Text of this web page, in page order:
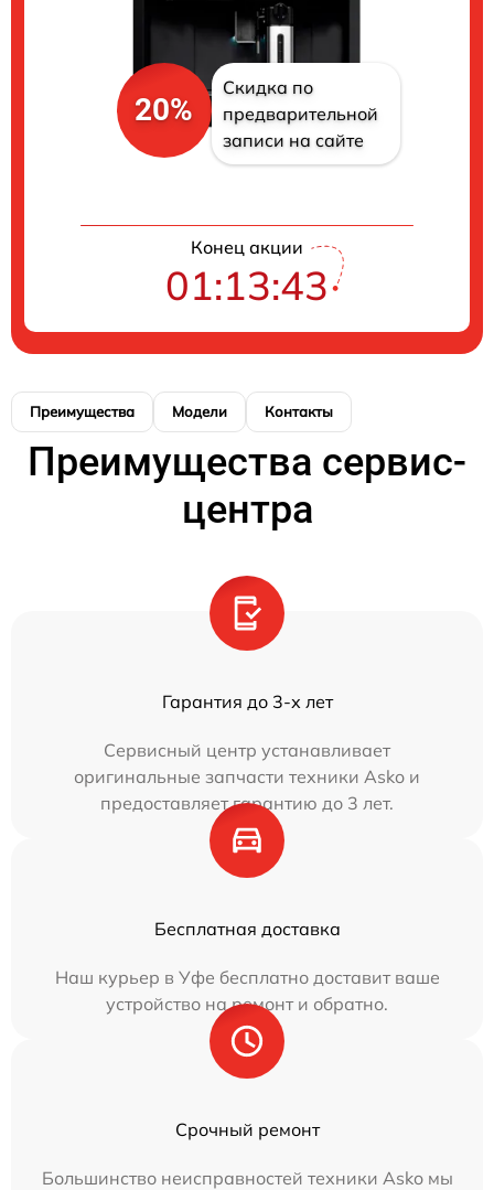
20%
Скидка по
предварительной
записи на сайте
Конец акции
01:13:43
Преимущества Модели Контакты
Преимущества сервис-
центра
Гарантия до 3-х лет
Сервисный центр устанавливает
оригинальные запчасти техники Asko и
предоставляет гарантию до 3 лет.
Бесплатная доставка
Наш курьер в Уфе бесплатно доставит ваше
устройство на ремонт и обратно.
Срочный ремонт
Большинство неисправностей техники Asko мы